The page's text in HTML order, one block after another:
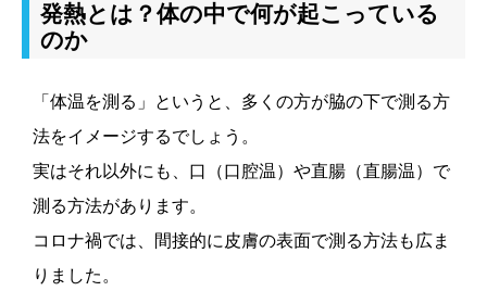
発熱とは？体の中で何が起こっている
のか
「体温を測る」というと、多くの方が脇の下で測る方
法をイメージするでしょう。
実はそれ以外にも、口（口腔温）や直腸（直腸温）で
測る方法があります。
コロナ禍では、間接的に皮膚の表面で測る方法も広ま
りました。